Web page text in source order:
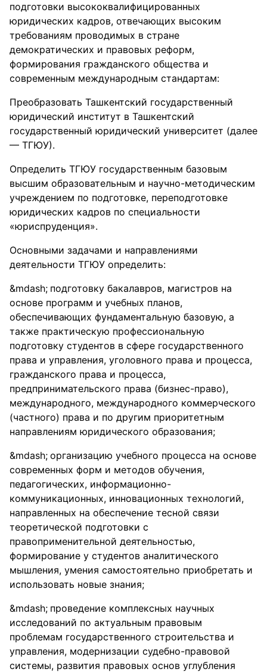
подготовки высококвалифицированных
юридических кадров, отвечающих высоким
требованиям проводимых в стране
демократических и правовых реформ,
формирования гражданского общества и
современным международным стандартам:
Преобразовать Ташкентский государственный
юридический институт в Ташкентский
государственный юридический университет (далее
— ТГЮУ).
Определить ТГЮУ государственным базовым
высшим образовательным и научно-методическим
учреждением по подготовке, переподготовке
юридических кадров по специальности
«юриспруденция».
Основными задачами и направлениями
деятельности ТГЮУ определить:
подготовку бакалавров, магистров на
основе программ и учебных планов,
обеспечивающих фундаментальную базовую, а
также практическую профессиональную
подготовку студентов в сфере государственного
права и управления, уголовного права и процесса,
гражданского права и процесса,
предпринимательского права (бизнес-право),
международного, международного коммерческого
(частного) права и по другим приоритетным
направлениям юридического образования;
организацию учебного процесса на основе
современных форм и методов обучения,
педагогических, информационно-
коммуникационных, инновационных технологий,
направленных на обеспечение тесной связи
теоретической подготовки с
правоприменительной деятельностью,
формирование у студентов аналитического
мышления, умения самостоятельно приобретать и
использовать новые знания;
проведение комплексных научных
исследований по актуальным правовым
проблемам государственного строительства и
управления, модернизации судебно-правовой
системы, развития правовых основ углубления